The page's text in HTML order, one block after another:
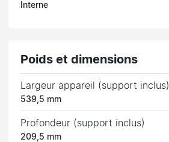
Interne
Poids et dimensions
Largeur appareil (support inclus)
539,5 mm
Profondeur (support inclus)
209,5 mm